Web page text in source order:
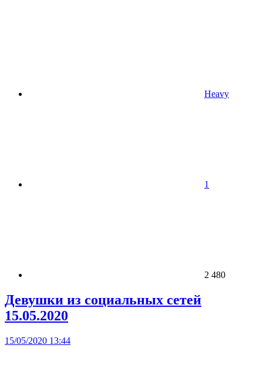
Heavy
1
2 480
Девушки из социальных сетей
15.05.2020
15/05/2020 13:44